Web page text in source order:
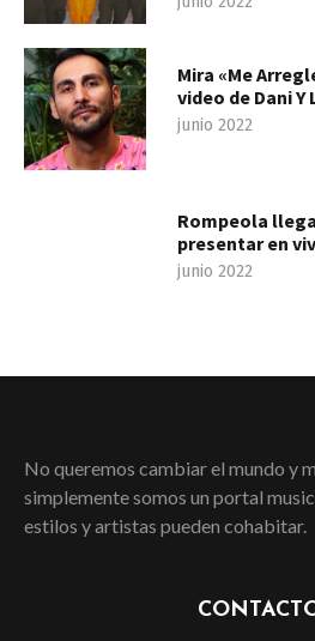
Mira «Me
video de Dani
junio 2022
Rompeola
presentar en
junio 2022
No queremos cambiar el mundo y
simplemente somos un portal
estilos y artistas pueden cohabitar.